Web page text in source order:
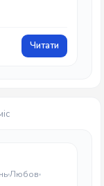
Читати
Любов